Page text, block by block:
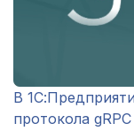
В
протокола gRPC